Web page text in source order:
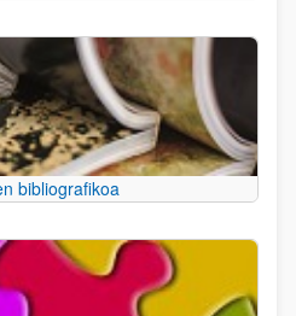
bibliografikoa